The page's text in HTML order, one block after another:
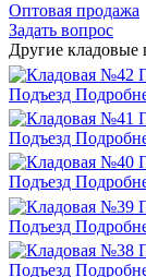
Оптовая продажа
Задать вопрос
Другие
Подъезд
Подъезд
Подъезд
Подъезд
Подъезд